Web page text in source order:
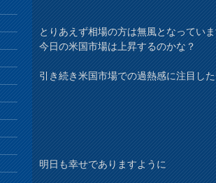
とりあえず相場の方は無風となってい
今日の米国市場は上昇するのかな？
引き続き米国市場での過熱感に注目し
明日も幸せでありますように